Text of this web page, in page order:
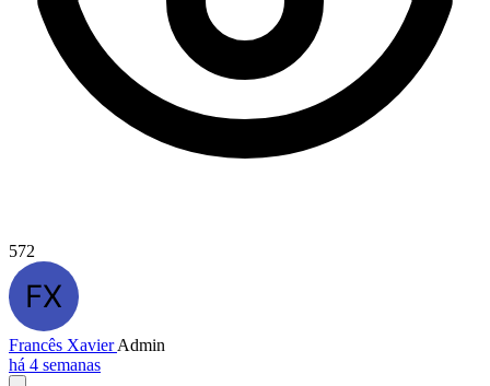
572
Francês XavierAdmin
há 4 semanas